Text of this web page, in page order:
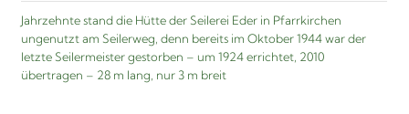
Jahrzehnte stand die Hütte der Seilerei Eder in Pfarrkirchen
ungenutzt am Seilerweg, denn bereits im Oktober 1944 war der
letzte Seilermeister gestorben – um 1924 errichtet, 2010
übertragen – 28 m lang, nur 3 m breit